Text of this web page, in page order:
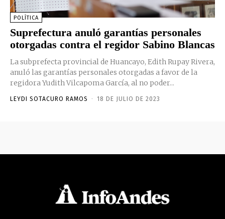
POLÍTICA
Suprefectura anuló garantías personales
otorgadas contra el regidor Sabino Blancas
La subprefecta provincial de Huancayo, Edith Rupay Rivera,
anuló las garantías personales otorgadas a favor de la
regidora Yudith Vilcapoma García, al no poder...
LEYDI SOTACURO RAMOS - 18 DE JULIO DE 2023